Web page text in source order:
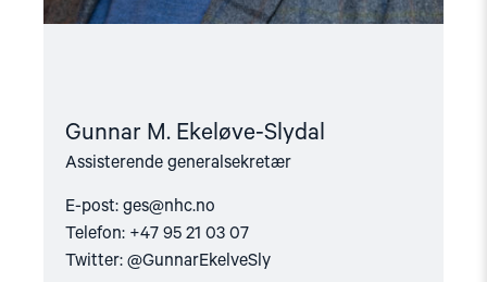
Gunnar M. Ekeløve-Slydal
Assisterende generalsekretær
E-post: ges@nhc.no
Telefon: +47 95 21 03 07
Twitter: @GunnarEkelveSly